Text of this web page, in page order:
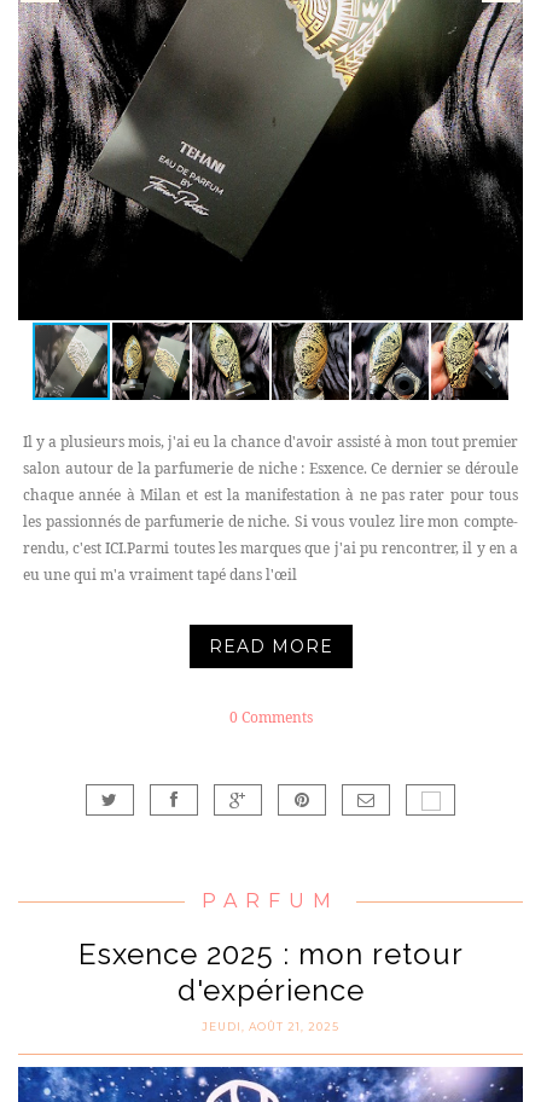
Il y a plusieurs mois, j'ai eu la chance d'avoir assisté à mon tout premier
salon autour de la parfumerie de niche : Esxence. Ce dernier se déroule
chaque année à Milan et est la manifestation à ne pas rater pour tous
les passionnés de parfumerie de niche. Si vous voulez lire mon compte-
rendu, c'est ICI.Parmi toutes les marques que j'ai pu rencontrer, il y en a
eu une qui m'a vraiment tapé dans l'œil
READ MORE
0 Comments
PARFUM
Esxence 2025 : mon retour
d'expérience
JEUDI, AOÛT 21, 2025